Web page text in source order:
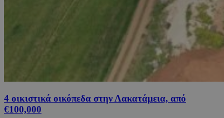
4 οικιστικά οικόπεδα στην Λακατάμεια, από
€100,000